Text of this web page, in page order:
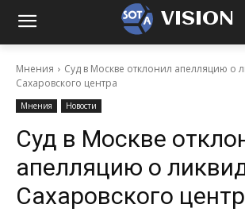
VISION
Мнения
Суд в Москве отклонил апелляцию о
Сахаровского центра
Мнения Новости
Суд в Москве
апелляцию о
Сахаровского